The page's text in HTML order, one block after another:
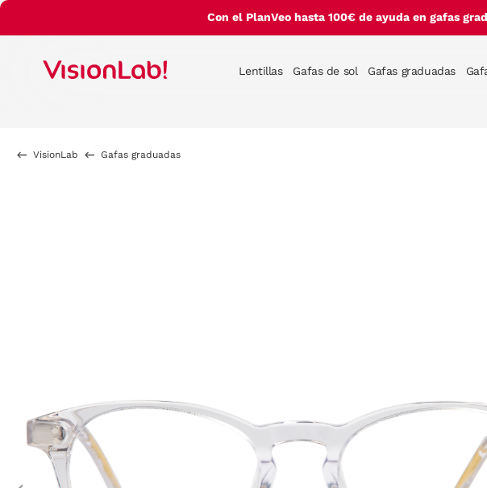
Con el PlanVeo hasta 100€ de ayuda en gafas
Lentillas Gafas de sol Gafas graduadas
VisionLab Gafas graduadas